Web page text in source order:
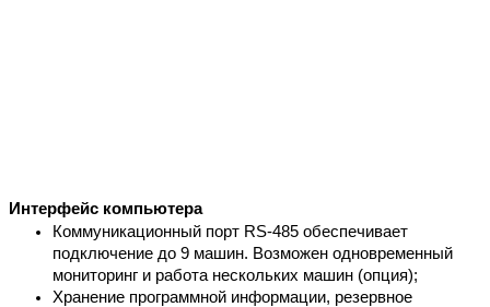
Интерфейс компьютера
Коммуникационный порт RS-485 обеспечивает
подключение до 9 машин. Возможен одновременный
мониторинг и работа нескольких машин (опция);
Хранение программной информации, резервное